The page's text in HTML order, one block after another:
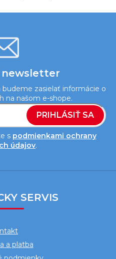
s
u
newsletter
zasielať informácie o
na našom e-shope.
s podmienkami ochrany
údajov.
PRIHLÁSIŤ SA
SERVIS
a platba